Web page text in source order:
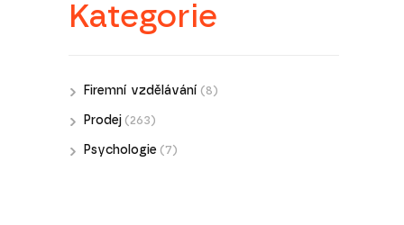
Kategorie
Firemní vzdělávání (8)
Prodej (263)
Psychologie (7)